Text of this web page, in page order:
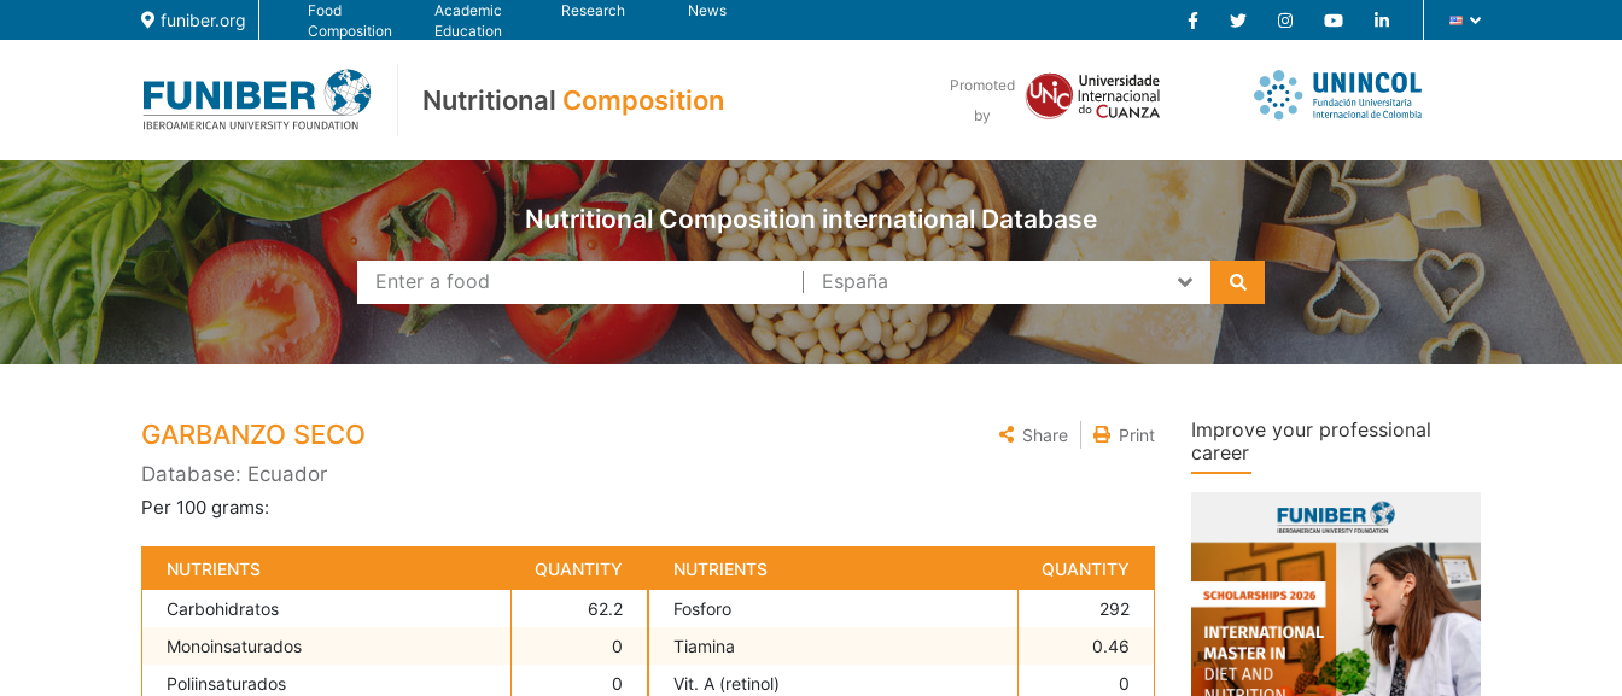
funiber.org
Food
Composition
Academic
Education
Research News
Nutritional Composition
Promoted
by
Nutritional Composition international Database
GARBANZO SECO Share Print
Database: Ecuador
Per 100 grams:
NUTRIENTS
QUANTITY
Carbohidratos
62.2
Monoinsaturados
0
Poliinsaturados
0
NUTRIENTS
QUANTITY
Fosforo
292
Tiamina
0.46
Vit. A (retinol)
0
Improve your professional
career